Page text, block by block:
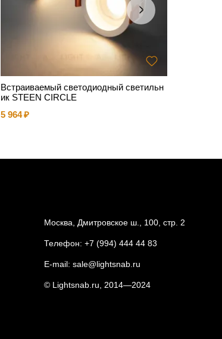
Встраиваемый светодиодный светильн
ик STEEN CIRCLE
5 964
Москва, Дмитровское ш., 100, стр. 2
Телефон: +7 (994) 444 44 83
E-mail: sale@lightsnab.ru
© Lightsnab.ru, 2014—2024